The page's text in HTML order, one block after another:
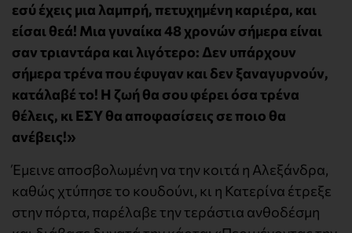
εσύ έχεις μια λαμπρή, πετυχημένη καριέρα, και
είσαι θεά! Μια γυναίκα 48 χρονών σήμερα είναι
σαν τριαντάρα και λιγότερο: Δεν υπάρχουν
σήμερα τρένα που έφυγαν και δεν ξαναγυρνούν,
κατάλαβέ το! Η ζωή θα σου φέρει όσα τρένα
θέλεις, κι ΕΣΥ θα αποφασίσεις σε ποιο θα
ανέβεις!»
Έμεινε αποσβολωμένη να την κοιτά η Αλεξάνδρα,
καθώς χτύπησε το κουδούνι, κι η Κατερίνα έτρεξε
στην πόρτα, παρέλαβε την τεράστια ανθοδέσμη